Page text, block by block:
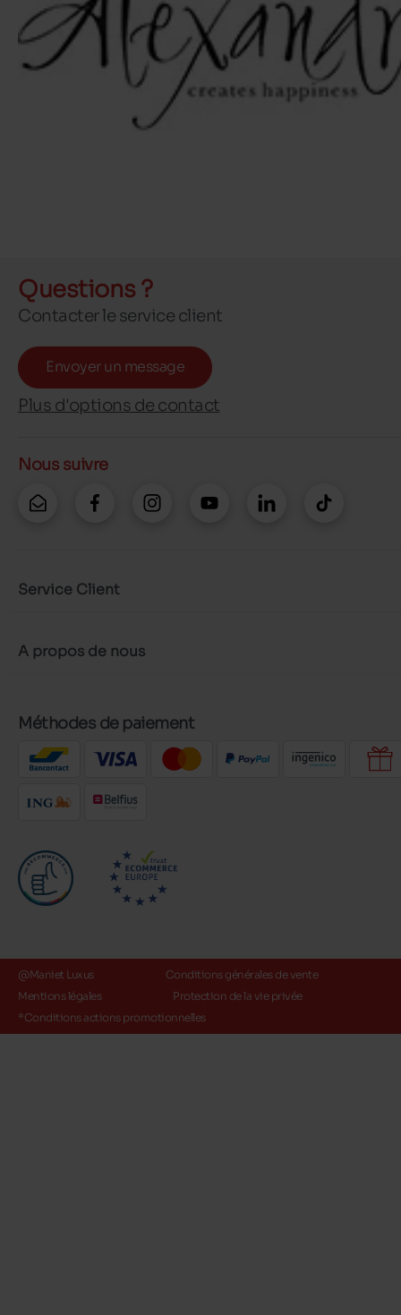
Questions ?
Contacter le service client
Envoyer un message
Plus d'options de contact
Nous suivre
Service Client
A propos de nous
Méthodes de paiement
@Maniet Luxus
Conditions générales de vente
Mentions légales
Protection de la vie privée
*Conditions actions promotionnelles